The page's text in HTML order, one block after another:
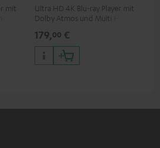
mit
und
Ultra HD 4K Blu-ray Player mit
Dolby Atmos und Multi HDR-
HDR10+ für eine überragende
Bildqualität mit lebensechten
Kontrasten und Farben
179,00 €